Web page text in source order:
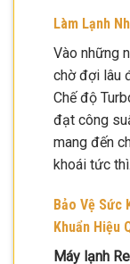
Làm Lạnh
Vào những
chờ đợi lâu
Chế độ
đạt công
mang đến
khoái tức thì.
Bảo Vệ Sức
Khuẩn Hiệu
Máy lạnh